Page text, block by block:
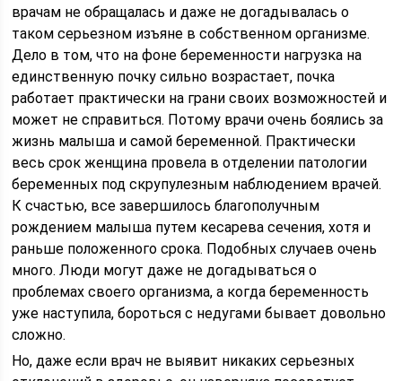
врачам не обращалась и даже не догадывалась о
таком серьезном изъяне в собственном организме.
Дело в том, что на фоне беременности нагрузка на
единственную почку сильно возрастает, почка
работает практически на грани своих возможностей и
может не справиться. Потому врачи очень боялись за
жизнь малыша и самой беременной. Практически
весь срок женщина провела в отделении патологии
беременных под скрупулезным наблюдением врачей.
К счастью, все завершилось благополучным
рождением малыша путем кесарева сечения, хотя и
раньше положенного срока. Подобных случаев очень
много. Люди могут даже не догадываться о
проблемах своего организма, а когда беременность
уже наступила, бороться с недугами бывает довольно
сложно.
Но, даже если врач не выявит никаких серьезных